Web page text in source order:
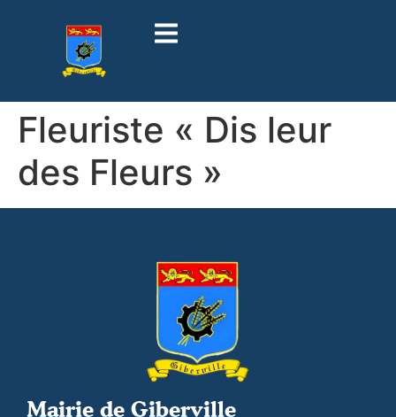
Fleuriste « Dis leur
des Fleurs »
Mairie de Giberville